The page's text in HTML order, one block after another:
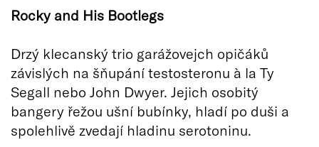
Rocky and His Bootlegs
Drzý klecanský trio garážovejch opičáků
závislých na šňupání testosteronu à la Ty
Segall nebo John Dwyer. Jejich osobitý
bangery řežou ušní bubínky, hladí po duši a
spolehlivě zvedají hladinu serotoninu.